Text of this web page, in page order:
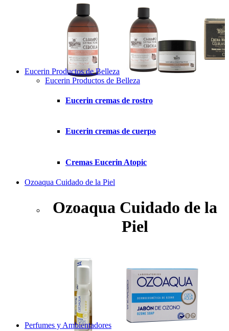
Eucerin Productos de Belleza
Eucerin Productos de Belleza
Eucerin cremas de rostro
Eucerin cremas de cuerpo
Cremas Eucerin Atopic
Ozoaqua Cuidado de la Piel
Ozoaqua Cuidado de la
Piel
Perfumes y Ambientadores